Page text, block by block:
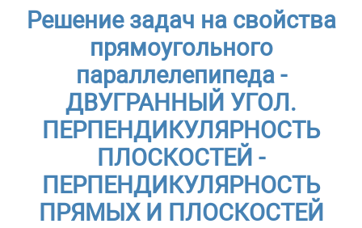
Решение задач на свойства
прямоугольного
параллелепипеда -
ДВУГРАННЫЙ УГОЛ.
ПЕРПЕНДИКУЛЯРНОСТЬ
ПЛОСКОСТЕЙ -
ПЕРПЕНДИКУЛЯРНОСТЬ
ПРЯМЫХ И ПЛОСКОСТЕЙ